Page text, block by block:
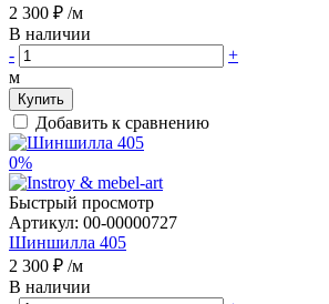
2 300 ₽ /м
В наличии
-
+
м
Купить
Добавить к сравнению
0%
Быстрый просмотр
Артикул: 00-00000727
Шиншилла 405
2 300 ₽ /м
В наличии